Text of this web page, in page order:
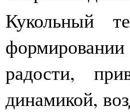
Кукольный
радости,
динамикой,